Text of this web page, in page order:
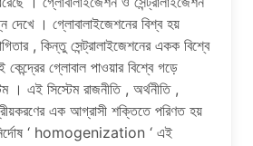
দেখে । গ্লোবালাইজেশনের বিশ্ব হয়
, কিন্তু সেন্ট্রালাইজেশনের একক বিশ্বে
গ্লোবাল পাওয়ার বিশ্বে গড়ে
। এই সিস্টেম রাজনীতি , অর্থনীতি ,
এক আগ্রাসী শক্তিতে পরিণত হয়
‘ homogenization ‘ এই